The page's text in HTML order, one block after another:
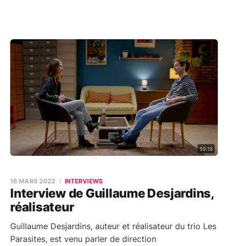
59:16
Interview de Guillaume Desjardins,
réalisateur
16 MARS 2022 INTERVIEWS
Guillaume Desjardins, auteur et réalisateur du trio Les
Parasites, est venu parler de direction